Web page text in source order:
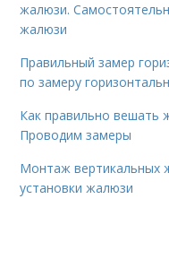
жалюзи.
жалюзи
Правильный замер
по замеру
Как правильно вешать
Проводим замеры
Монтаж вертикальных
установки жалюзи